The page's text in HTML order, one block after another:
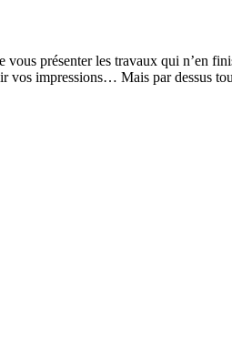
présenter les travaux qui n’en
impressions… Mais par dessus